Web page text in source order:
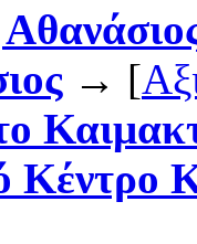
→ [
Κέντρο